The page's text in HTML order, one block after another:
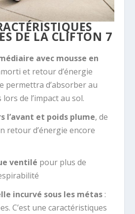
DE LA CLIFTON 7
avec mousse en
et retour d’énergie
permettra d’absorber au
de l’impact au sol.
l’avant et poids plume, de
retour d’énergie encore
ventilé pour plus de
incurvé sous les métas:
C’est une caractéristiques